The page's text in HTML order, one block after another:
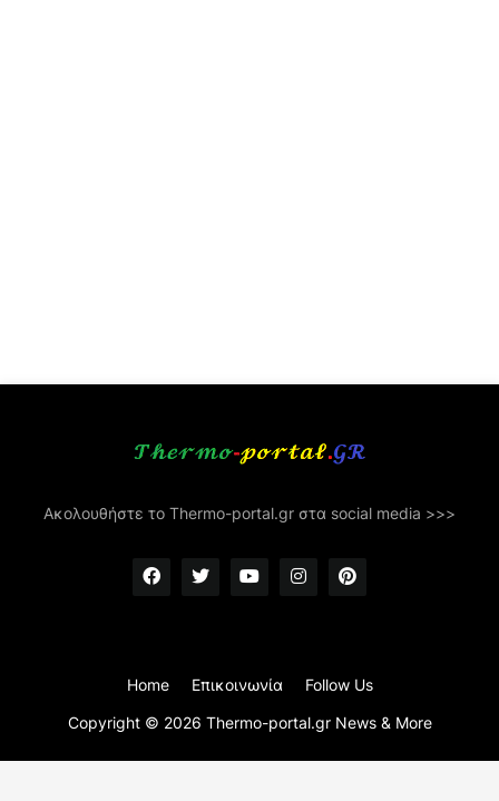
Ακολουθήστε το Thermo-portal.gr στα social media >>>
Copyright © 2026 Thermo-portal.gr News & More
Home Επικοινωνία Follow Us